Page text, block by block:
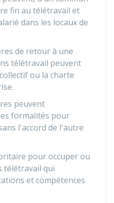
fin au télétravail et
dans les locaux de
de retour à une
télétravail peuvent
ou la charte
peuvent
formalités pour
l'accord de l'autre
pour occuper ou
télétravail qui
et compétences